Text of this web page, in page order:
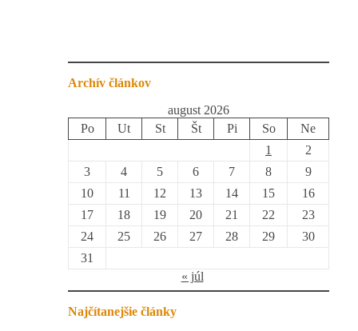
Archív článkov
august 2026
Po
Ut St Št Pi So
Ne
1
2
3
4 5 6 7 8
9
10
11 12 13 14 15
16
17
18 19 20 21 22
23
24
25 26 27 28 29
30
31
« júl
Najčítanejšie články